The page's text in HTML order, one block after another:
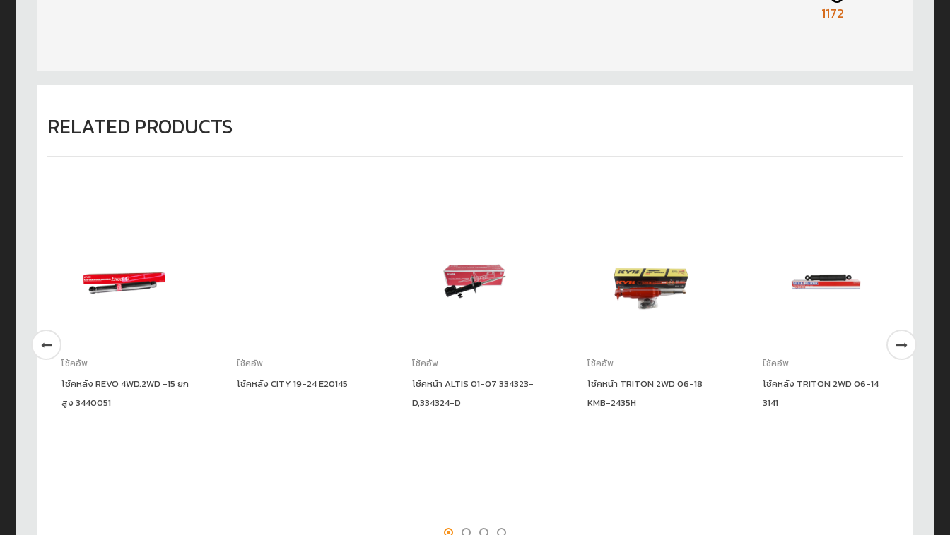
1172
RELATED PRODUCTS
โช้คอัพ
โช้คหลัง REVO 4WD,2WD -15 ยก
สูง 3440051
โช้คอัพ
โช้คหลัง CITY 19-24 E20145
โช้คอัพ
โช้คหน้า ALTIS 01-07 334323-
D,334324-D
โช้คอัพ
โช้คหน้า TRITON 2WD 06-18
KMB-2435H
โช้คอัพ
โช้คหลัง TRITON 2WD 06-14
3141